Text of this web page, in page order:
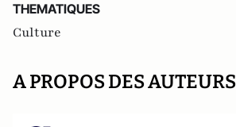
THEMATIQUES
Culture
A PROPOS DES AUTEURS